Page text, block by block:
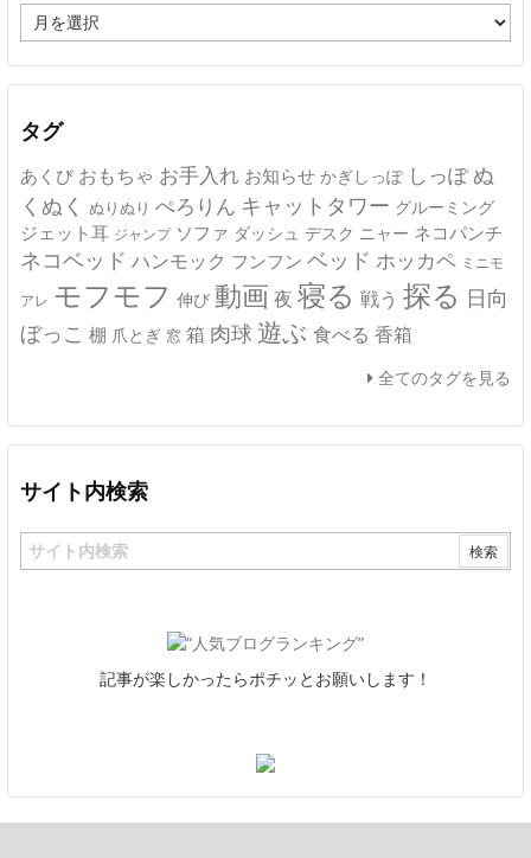
ー
カ
イ
タグ
あくび おもちゃ お手入れ お知らせ かぎしっぽ しっぽ ぬ
くぬく ぬりぬり ぺろりん キャットタワー グルーミング
ジェット耳 ジャンプ ソファ ダッシュ デスク ニャー ネコパンチ
ネコベッド ハンモック フンフン ベッド ホッカペ ミニモ
アレ モフモフ 伸び 動画 夜 寝る 戦う 探る 日向
ぼっこ 棚 爪とぎ 窓 箱 肉球 遊ぶ 食べる 香箱
全てのタグを見る
サイト内検索
記事が楽しかったらポチッとお願いします！